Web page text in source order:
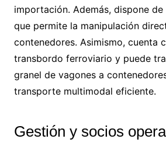
importación. Además, dispone
que permite la manipulación
contenedores. Asimismo, cuenta
transbordo ferroviario y puede
granel de vagones a
transporte multimodal eficiente.
Gestión y socios